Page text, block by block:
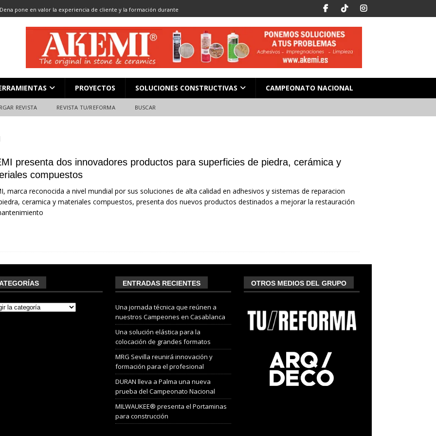
pone en valor la experiencia de cliente y la formación durante
13: CORTE DE GRAN FORMATO DESCARGAR REVISTA
8: JUNTAS DESCARGAR REVISTA
el profesional de la construcción CAMPEONATO NACIONAL
PROYECTOS SOLUCIONES CONSTRUCTIVAS CAMPEONATO NACIONAL
REVISTA REVISTA TU/REFORMA BUSCAR
presenta dos innovadores productos para superficies de piedra, cerámica y
compuestos
marca reconocida a nivel mundial por sus soluciones de alta calidad en adhesivos y sistemas de reparacion
ceramica y materiales compuestos, presenta dos nuevos productos destinados a mejorar la restauración
ENTRADAS RECIENTES
Una jornada técnica que reúnen a
nuestros Campeones en Casablanca
Una solución elástica para la
colocación de grandes formatos
MRG Sevilla reunirá innovación y
formación para el profesional
DURAN lleva a Palma una nueva
prueba del Campeonato Nacional
MILWAUKEE® presenta el Portaminas
para construcción
OTROS MEDIOS DEL GRUPO